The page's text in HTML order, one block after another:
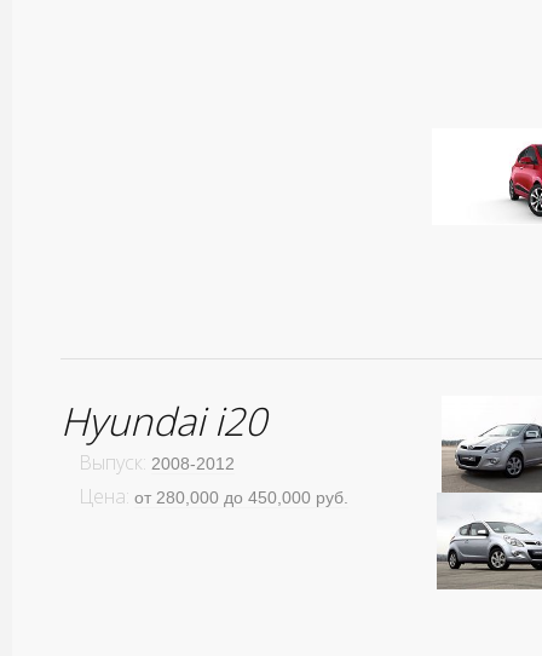
Hyundai i20
Выпуск: 2008-2012
Цена: от 280,000 до 450,000 руб.